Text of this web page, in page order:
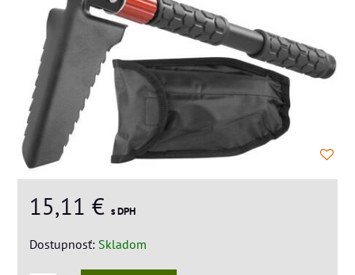
15,11 € s DPH
Dostupnosť: Skladom